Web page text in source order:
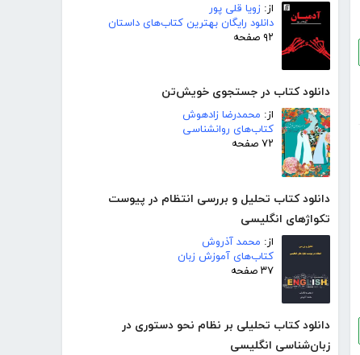
از: زویا قلی پور
دانلود رایگان بهترین کتاب‌های داستان
۹۲ صفحه
دانلود کتاب در جستجوی خویش‌تن
از: محمدرضا زادهوش
کتاب‌های روانشناسی
۷۲ صفحه
دانلود کتاب تحلیل و بررسی انتظام در پیوست
تکواژهای انگلیسی
از: محمد آذروش
کتاب‌های آموزش زبان
۳۷ صفحه
دانلود کتاب تحلیلی بر نظام نحو دستوری در
زبان‌شناسی انگلیسی